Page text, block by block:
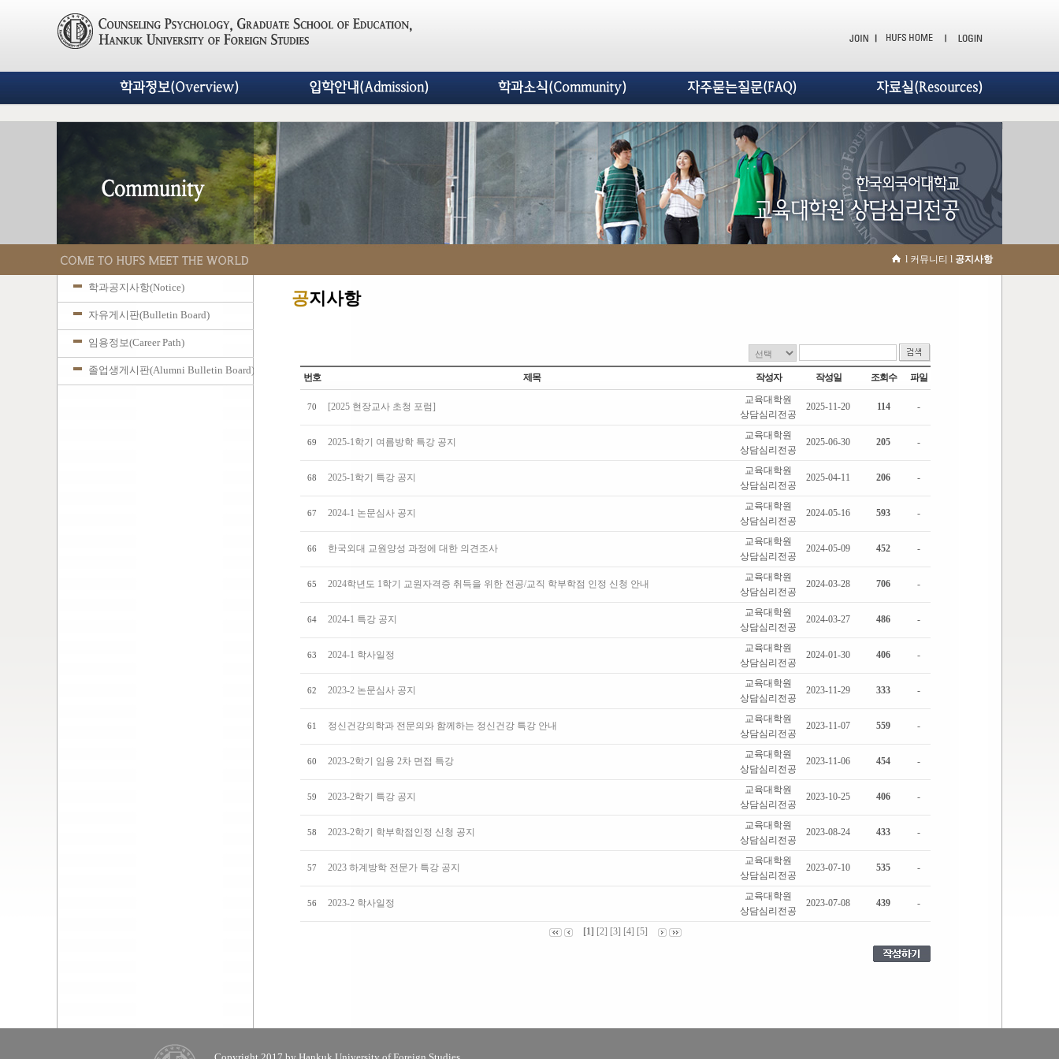
학과정보(Overview) 입학안내(Admission) 학과소식(Community) 자주묻는질문(FAQ) 자료실(Resources)
학과공지사항(Notice)
자유게시판(Bulletin Board)
임용정보(Career Path)
졸업생게시판(Alumni Bulletin Board)
l 커뮤니티 l 공지사항
공지사항
번호 제목 작성자 작성일 조회수 파일
70 [2025 현장교사 초청 포럼]
교육대학원
상담심리전공
2025-11-20 114 -
69 2025-1학기 여름방학 특강 공지
교육대학원
상담심리전공
2025-06-30 205 -
68 2025-1학기 특강 공지
교육대학원
상담심리전공
2025-04-11 206 -
67 2024-1 논문심사 공지
교육대학원
상담심리전공
2024-05-16 593 -
66 한국외대 교원양성 과정에 대한 의견조사
교육대학원
상담심리전공
2024-05-09 452 -
65 2024학년도 1학기 교원자격증 취득을 위한 전공/교직 학부학점 인정 신청 안내
교육대학원
상담심리전공
2024-03-28 706 -
64 2024-1 특강 공지
교육대학원
상담심리전공
2024-03-27 486 -
63 2024-1 학사일정
교육대학원
상담심리전공
2024-01-30 406 -
62 2023-2 논문심사 공지
교육대학원
상담심리전공
2023-11-29 333 -
61 정신건강의학과 전문의와 함께하는 정신건강 특강 안내
교육대학원
상담심리전공
2023-11-07 559 -
60 2023-2학기 임용 2차 면접 특강
교육대학원
상담심리전공
2023-11-06 454 -
59 2023-2학기 특강 공지
교육대학원
상담심리전공
2023-10-25 406 -
58 2023-2학기 학부학점인정 신청 공지
교육대학원
상담심리전공
2023-08-24 433 -
57 2023 하계방학 전문가 특강 공지
교육대학원
상담심리전공
2023-07-10 535 -
56 2023-2 학사일정
교육대학원
상담심리전공
2023-07-08 439 -
[1] [2] [3] [4] [5]